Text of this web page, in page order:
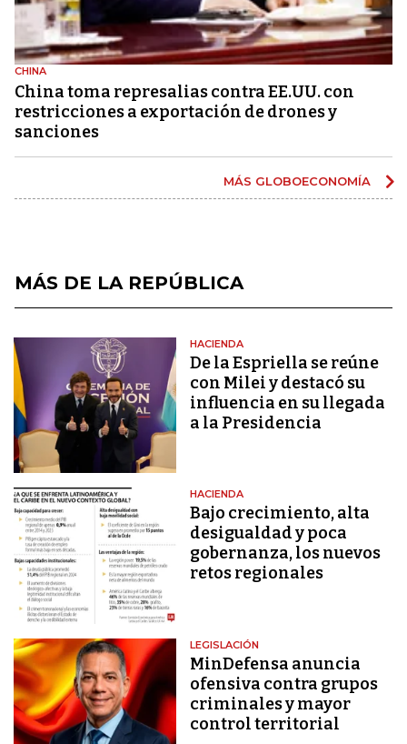
CHINA
China toma represalias contra EE.UU. con
restricciones a exportación de drones y
sanciones
MÁS GLOBOECONOMÍA
MÁS DE LA REPÚBLICA
HACIENDA
De la Espriella se reúne
con Milei y destacó su
influencia en su llegada
a la Presidencia
HACIENDA
Bajo crecimiento, alta
desigualdad y poca
gobernanza, los nuevos
retos regionales
LEGISLACIÓN
MinDefensa anuncia
ofensiva contra grupos
criminales y mayor
control territorial